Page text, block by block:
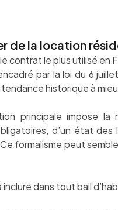
de la location
contrat le plus utilisé en
par la loi du 6
historique à
principale impose la
d’un état des
formalisme peut
dans tout bail